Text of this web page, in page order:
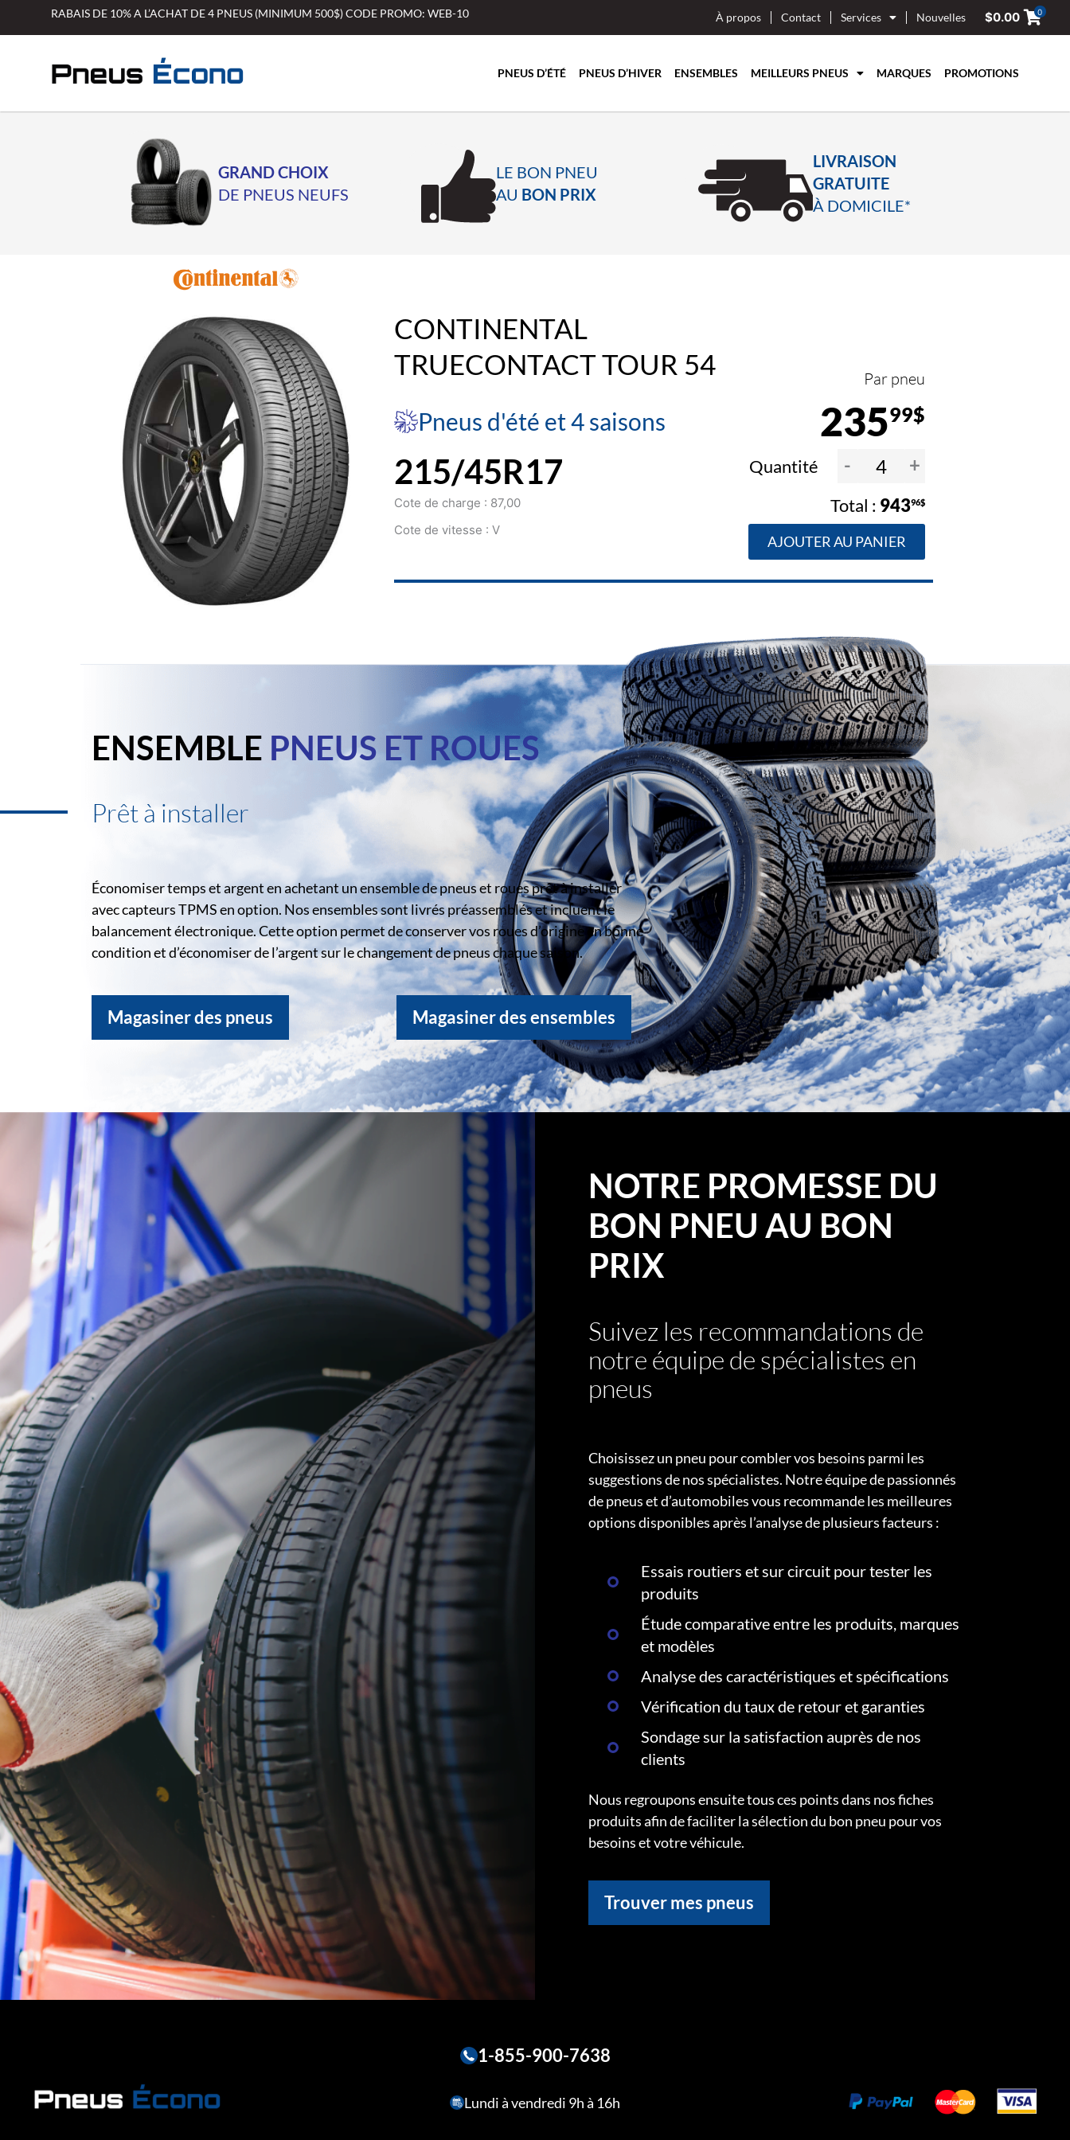
RABAIS DE 10% A L’ACHAT DE 4 PNEUS (MINIMUM 500$) CODE PROMO: WEB-10 À propos Contact Services Nouvelles $0.00 0
PNEUS D’ÉTÉ PNEUS D’HIVER ENSEMBLES MEILLEURS PNEUS MARQUES PROMOTIONS
GRAND CHOIX
DE PNEUS NEUFS
LE BON PNEU
AU BON PRIX
LIVRAISON
GRATUITE
À DOMICILE*
CONTINENTAL
TRUECONTACT TOUR 54
Pneus d'été et 4 saisons
Par pneu
23599$
215/45R17
Cote de charge : 87,00
Cote de vitesse : V
Quantité - +
94396$
AJOUTER AU PANIER
ENSEMBLE PNEUS ET ROUES
Prêt à installer
Économiser temps et argent en achetant un ensemble de pneus et roues prêt à installer
avec capteurs TPMS en option. Nos ensembles sont livrés préassemblés et incluent le
balancement électronique. Cette option permet de conserver vos roues d’origine en bonne
condition et d’économiser de l’argent sur le changement de pneus chaque saison.
Magasiner des pneus Magasiner des ensembles
NOTRE PROMESSE DU
BON PNEU AU BON
PRIX
Suivez les recommandations de
notre équipe de spécialistes en
pneus
Choisissez un pneu pour combler vos besoins parmi les
suggestions de nos spécialistes. Notre équipe de passionnés
de pneus et d’automobiles vous recommande les meilleures
options disponibles après l’analyse de plusieurs facteurs :
Essais routiers et sur circuit pour tester les
produits
Étude comparative entre les produits, marques
et modèles
Analyse des caractéristiques et spécifications
Vérification du taux de retour et garanties
Sondage sur la satisfaction auprès de nos
clients
Nous regroupons ensuite tous ces points dans nos fiches
produits afin de faciliter la sélection du bon pneu pour vos
besoins et votre véhicule.
Trouver mes pneus
1-855-900-7638
Lundi à vendredi 9h à 16h